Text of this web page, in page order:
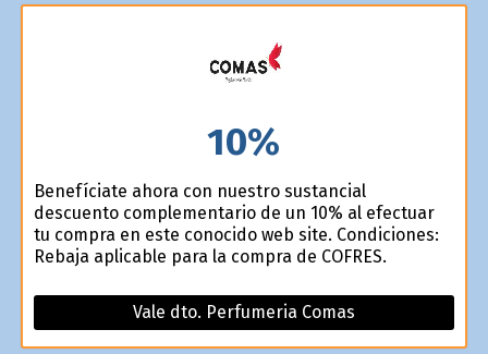
10%
Benefíciate ahora con nuestro sustancial
descuento complementario de un 10% al efectuar
tu compra en este conocido web site. Condiciones:
Rebaja aplicable para la compra de COFRES.
Vale dto. Perfumeria Comas